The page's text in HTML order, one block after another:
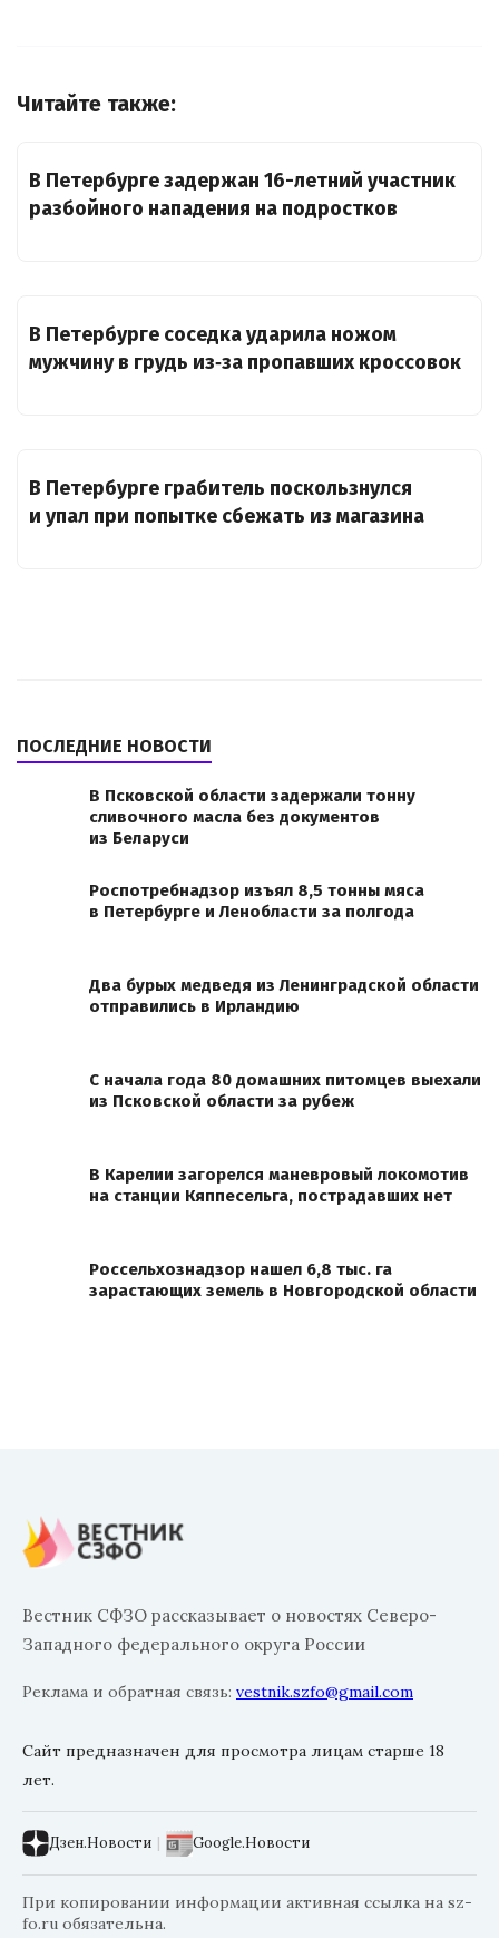
Читайте также:
В Петербурге задержан 16-летний участник
разбойного нападения на подростков
В Петербурге соседка ударила ножом
мужчину в грудь из‑за пропавших кроссовок
В Петербурге грабитель поскользнулся
и упал при попытке сбежать из магазина
ПОСЛЕДНИЕ НОВОСТИ
В Псковской области задержали тонну
сливочного масла без документов
из Беларуси
Роспотребнадзор изъял 8,5 тонны мяса
в Петербурге и Ленобласти за полгода
Два бурых медведя из Ленинградской области
отправились в Ирландию
С начала года 80 домашних питомцев выехали
из Псковской области за рубеж
В Карелии загорелся маневровый локомотив
на станции Кяппесельга, пострадавших нет
Россельхознадзор нашел 6,8 тыс. га
зарастающих земель в Новгородской области
Вестник СФЗО рассказывает о новостях Северо-
Западного федерального округа России
Реклама и обратная связь: vestnik.szfo@gmail.com
Сайт предназначен для просмотра лицам старше 18
лет.
Дзен.Новости | Google.Новости
При копировании информации активная ссылка на sz-
fo.ru обязательна.